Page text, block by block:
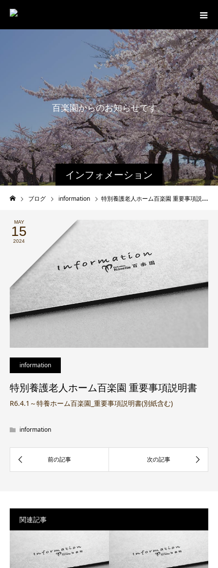
インフォメーション
百楽園からのお知らせです。
最
ブログ information 特別養護老人ホーム百楽園 重要事項説明書
MAY
15
2024
information
特別養護老人ホーム百楽園 重要事項説明書
R6.4.1～特養ホーム百楽園_重要事項説明書(別紙含む)
information
関連記事